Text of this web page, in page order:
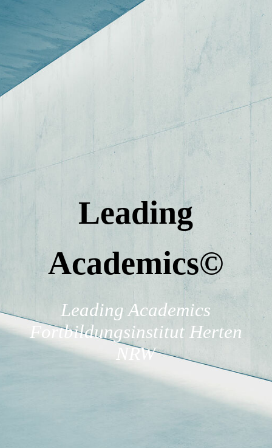
Leading
Academics©
Leading Academics
Fortbildungsinstitut Herten
NRW
Über uns
Anmeldung
Anfahrt